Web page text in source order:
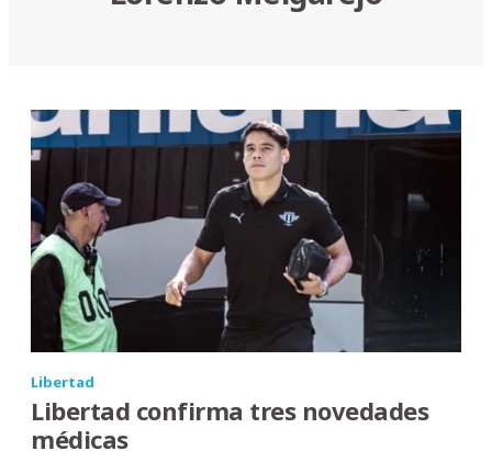
Libertad
Libertad confirma tres novedades
médicas